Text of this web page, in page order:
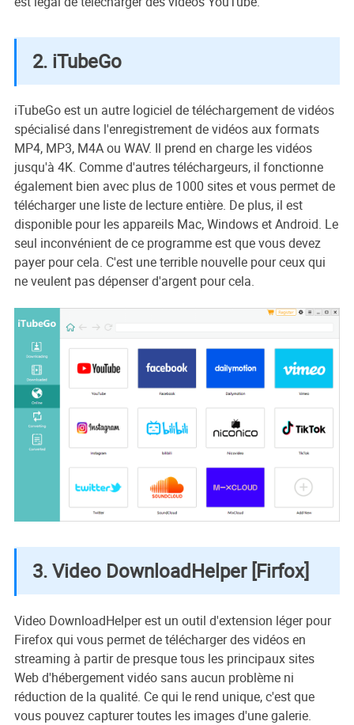
2. iTubeGo
iTubeGo est un autre logiciel de téléchargement de vidéos
spécialisé dans l'enregistrement de vidéos aux formats
MP4, MP3, M4A ou WAV. Il prend en charge les vidéos
jusqu'à 4K. Comme d'autres téléchargeurs, il fonctionne
également bien avec plus de 1000 sites et vous permet de
télécharger une liste de lecture entière. De plus, il est
disponible pour les appareils Mac, Windows et Android. Le
seul inconvénient de ce programme est que vous devez
payer pour cela. C'est une terrible nouvelle pour ceux qui
ne veulent pas dépenser d'argent pour cela.
3. Video DownloadHelper [Firfox]
Video DownloadHelper est un outil d'extension léger pour
Firefox qui vous permet de télécharger des vidéos en
streaming à partir de presque tous les principaux sites
Web d'hébergement vidéo sans aucun problème ni
réduction de la qualité. Ce qui le rend unique, c'est que
vous pouvez capturer toutes les images d'une galerie.